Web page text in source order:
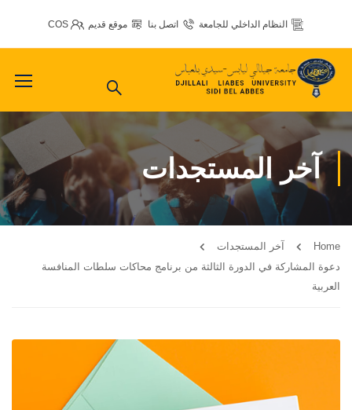
النظام الداخلي للجامعة اتصل بنا موقع قديم COS
آخر المستجدات
Home
آخر المستجدات
دعوة المشاركة في الدورة الثالثة من برنامج محاكات سلطات المنافسة
العربية